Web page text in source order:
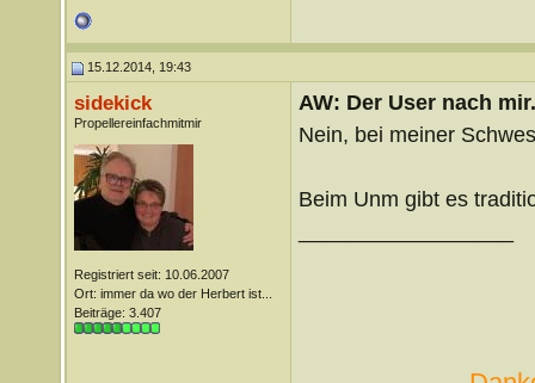
15.12.2014, 19:43
sidekick
Propellereinfachmitmir
Registriert seit: 10.06.2007
Ort: immer da wo der Herbert ist...
Beiträge: 3.407
AW: Der User nach
Nein, bei meiner
Beim Unm gibt es